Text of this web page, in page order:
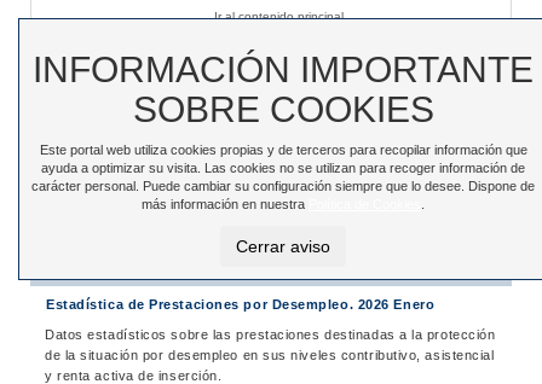
Ir al contenido principal
Toggle
navigation
Estadística de Prestaciones por Desempleo. 2026 Enero
Datos estadísticos sobre las prestaciones destinadas a la protección
de la situación por desempleo en sus niveles contributivo, asistencial
y renta activa de inserción.
INFORMACIÓN IMPORTANTE
SOBRE COOKIES
Este portal web utiliza cookies propias y de terceros para recopilar información que
ayuda a optimizar su visita. Las cookies no se utilizan para recoger información de
carácter personal. Puede cambiar su configuración siempre que lo desee. Dispone de
más información en nuestra
Cerrar aviso